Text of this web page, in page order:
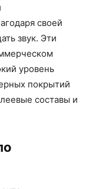
своей
звук. Эти
уровень
покрытий
составы и